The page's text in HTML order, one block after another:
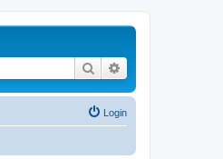
Search
Login